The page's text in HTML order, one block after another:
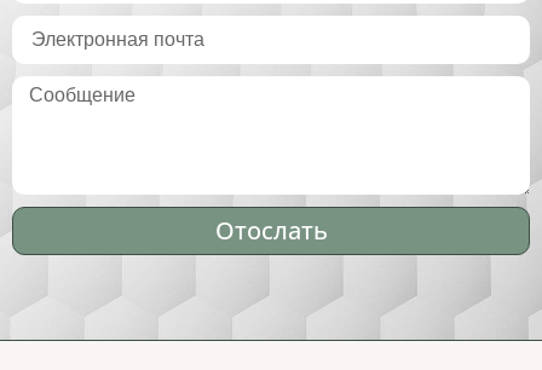
Отослать